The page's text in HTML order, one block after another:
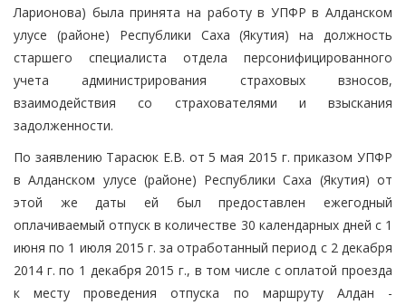
Ларионова) была принята на работу в УПФР в Алданском
улусе (районе) Республики Саха (Якутия) на должность
старшего специалиста отдела персонифицированного
учета администрирования страховых взносов,
взаимодействия со страхователями и взыскания
задолженности.
По заявлению Тарасюк Е.В. от 5 мая 2015 г. приказом УПФР
в Алданском улусе (районе) Республики Саха (Якутия) от
этой же даты ей был предоставлен ежегодный
оплачиваемый отпуск в количестве 30 календарных дней с 1
июня по 1 июля 2015 г. за отработанный период с 2 декабря
2014 г. по 1 декабря 2015 г., в том числе с оплатой проезда
к месту проведения отпуска по маршруту Алдан -